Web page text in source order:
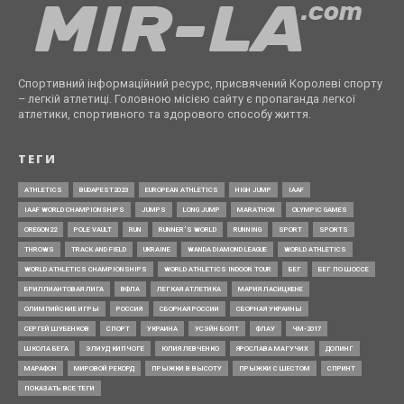
Спортивний інформаційний ресурс, присвячений Королеві спорту
– легкій атлетиці. Головною місією сайту є пропаганда легкої
атлетики, спортивного та здорового способу життя.
ТЕГИ
ATHLETICS BUDAPEST2023 EUROPEAN ATHLETICS HIGH JUMP IAAF
IAAF WORLD CHAMPIONSHIPS JUMPS LONG JUMP MARATHON OLYMPIC GAMES
OREGON22 POLE VAULT RUN RUNNER’S WORLD RUNNING SPORT SPORTS
THROWS TRACK AND FIELD UKRAINE WANDA DIAMOND LEAGUE WORLD ATHLETICS
WORLD ATHLETICS CHAMPIONSHIPS WORLD ATHLETICS INDOOR TOUR БЕГ БЕГ ПО ШОССЕ
БРИЛЛИАНТОВАЯ ЛИГА ВФЛА ЛЕГКАЯ АТЛЕТИКА МАРИЯ ЛАСИЦКЕНЕ
ОЛИМПИЙСКИЕ ИГРЫ РОССИЯ СБОРНАЯ РОССИИ СБОРНАЯ УКРАИНЫ
СЕРГЕЙ ШУБЕНКОВ СПОРТ УКРАИНА УСЭЙН БОЛТ ФЛАУ ЧМ-2017
ШКОЛА БЕГА ЭЛИУД КИПЧОГЕ ЮЛИЯ ЛЕВЧЕНКО ЯРОСЛАВА МАГУЧИХ ДОПИНГ
МАРАФОН МИРОВОЙ РЕКОРД ПРЫЖКИ В ВЫСОТУ ПРЫЖКИ С ШЕСТОМ СПРИНТ
ПОКАЗАТЬ ВСЕ ТЕГИ